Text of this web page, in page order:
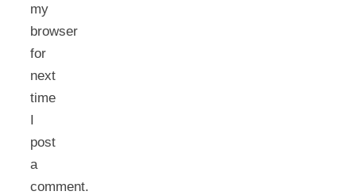
my
browser
for
next
time
I
post
a
comment.